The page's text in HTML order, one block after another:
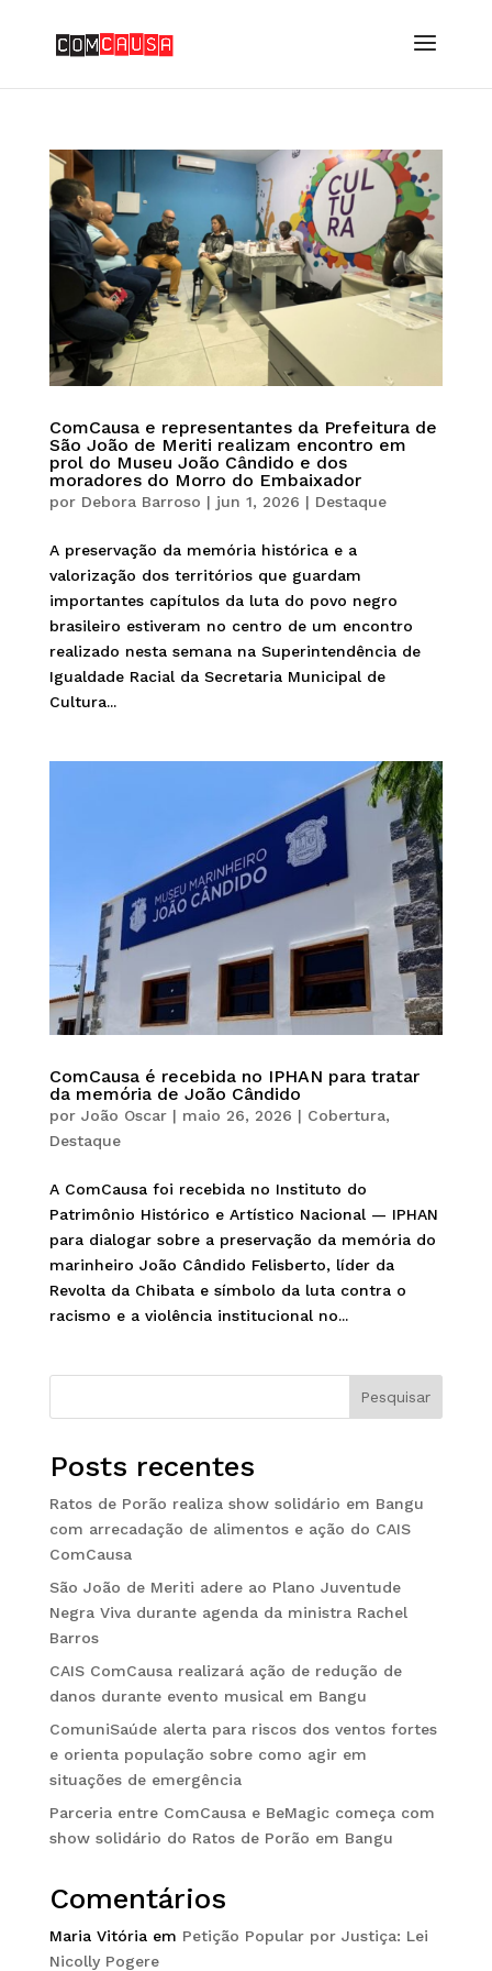
ComCausa e representantes da Prefeitura de
São João de Meriti realizam encontro em
prol do Museu João Cândido e dos
moradores do Morro do Embaixador
por Debora Barroso | jun 1, 2026 | Destaque
A preservação da memória histórica e a
valorização dos territórios que guardam
importantes capítulos da luta do povo negro
brasileiro estiveram no centro de um encontro
realizado nesta semana na Superintendência de
Igualdade Racial da Secretaria Municipal de
Cultura...
ComCausa é recebida no IPHAN para tratar
da memória de João Cândido
por João Oscar| maio 26, 2026 | Cobertura,
Destaque
A ComCausa foi recebida no Instituto do
Patrimônio Histórico e Artístico Nacional — IPHAN
para dialogar sobre a preservação da memória do
marinheiro João Cândido Felisberto, líder da
Revolta da Chibata e símbolo da luta contra o
racismo e a violência institucional no...
Pesquisar
Posts recentes
Ratos de Porão realiza show solidário em Bangu
com arrecadação de alimentos e ação do CAIS
ComCausa
São João de Meriti adere ao Plano Juventude
Negra Viva durante agenda da ministra Rachel
Barros
CAIS ComCausa realizará ação de redução de
danos durante evento musical em Bangu
ComuniSaúde alerta para riscos dos ventos fortes
e orienta população sobre como agir em
situações de emergência
Parceria entre ComCausa e BeMagic começa com
show solidário do Ratos de Porão em Bangu
Comentários
Maria Vitóriaem Petição Popular por Justiça: Lei
Nicolly Pogere